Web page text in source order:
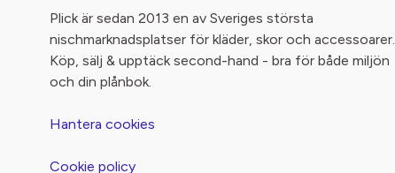
Plick är sedan 2013 en av Sveriges största
nischmarknadsplatser för kläder, skor och accessoarer.
Köp, sälj & upptäck second-hand - bra för både miljön
och din plånbok.
Hantera cookies
Cookie policy